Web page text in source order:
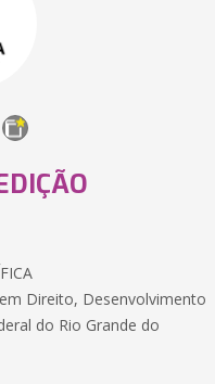
Direito, Desenvolvimento
do Rio Grande do